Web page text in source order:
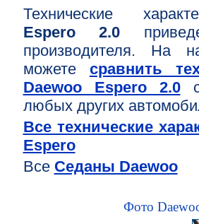
Технические
Espero 2.0
производителя. На
можете сравнить
Daewoo Espero 2.0с
любых других
Все технические
Espero
Все Седаны Daewoo
Фото